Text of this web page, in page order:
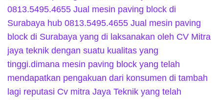
0813.5495.4655 Jual mesin paving block di
Surabaya hub 0813.5495.4655 Jual mesin paving
block di Surabaya yang di laksanakan oleh CV Mitra
jaya teknik dengan suatu kualitas yang
tinggi.dimana mesin paving block yang telah
mendapatkan pengakuan dari konsumen di tambah
lagi reputasi Cv mitra Jaya Teknik yang telah